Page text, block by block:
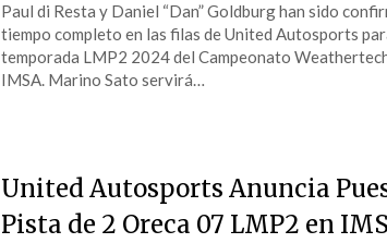
Paul di Resta y Daniel “Dan” Goldburg han sido
tiempo completo en las filas de United Autosports
temporada LMP2 2024 del Campeonato
IMSA. Marino Sato servirá…
United Autosports Anuncia
Pista de 2 Oreca 07 LMP2 en